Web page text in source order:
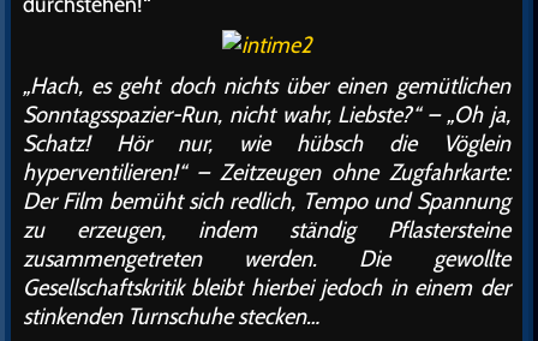
„Hach, es geht doch nichts über einen gemütlichen
Sonntagsspazier-Run, nicht wahr, Liebste?“ – „Oh ja,
Schatz! Hör nur, wie hübsch die Vöglein
hyperventilieren!“ – Zeitzeugen ohne Zugfahrkarte:
Der Film bemüht sich redlich, Tempo und Spannung
zu erzeugen, indem ständig Pflastersteine
zusammengetreten werden. Die gewollte
Gesellschaftskritik bleibt hierbei jedoch in einem der
stinkenden Turnschuhe stecken…